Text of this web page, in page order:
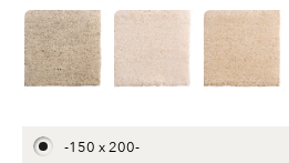
-150 x 200-